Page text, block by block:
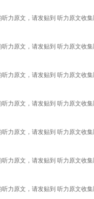
力原文，请发贴到 听力原文收
力原文，请发贴到 听力原文收
力原文，请发贴到 听力原文收
力原文，请发贴到 听力原文收
力原文，请发贴到 听力原文收
力原文，请发贴到 听力原文收
力原文，请发贴到 听力原文收